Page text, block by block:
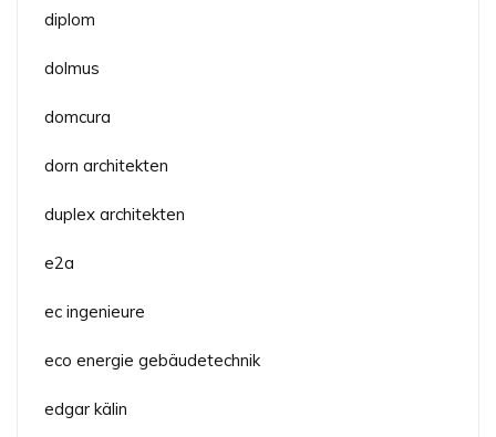
diplom
dolmus
domcura
dorn architekten
duplex architekten
e2a
ec ingenieure
eco energie gebäudetechnik
edgar kälin